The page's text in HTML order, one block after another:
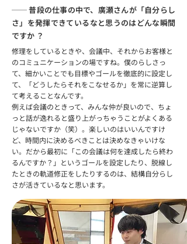
── 普段の仕事の中で、廣瀬さんが「自分らし
さ」を発揮できているなと思うのはどんな瞬間
ですか ？
修理をしているときや、会議中、それからお客様と
のコミュニケーションの場ですね。僕のらしさっ
て、細かいことでも目標やゴールを徹底的に設定し
て、「どうしたらそれをこなせるか」を常に逆算し
て考えることなんです。
例えば会議のときって、みんな仲が良いので、ちょ
っと話が逸れると盛り上がっちゃうことがよくある
じゃないですか（笑）。楽しいのはいいんですけ
ど、時間内に決めるべきことは決めなきゃいけな
い。だから最初に「この会議は何を達成したら終わ
るんですか？」というゴールを設定したり、脱線し
たときの軌道修正をしたりするのは、結構自分らし
さが活きているなと思います。